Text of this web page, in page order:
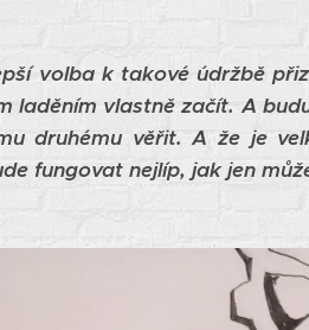
volba k takové údržbě
laděním vlastně začít. A
druhému věřit. A že je
fungovat nejlíp, jak jen